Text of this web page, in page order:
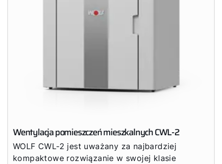
Wentylacja pomieszczeń mieszkalnych CWL-2
WOLF CWL-2 jest uważany za najbardziej
kompaktowe rozwiązanie w swojej klasie